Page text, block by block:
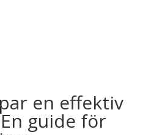
en effektiv
guide för